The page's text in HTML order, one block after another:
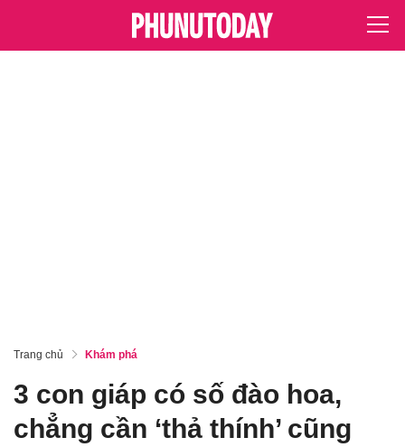
Trang chủ Khám phá
3 con giáp có số đào hoa,
chẳng cần ‘thả thính’ cũng